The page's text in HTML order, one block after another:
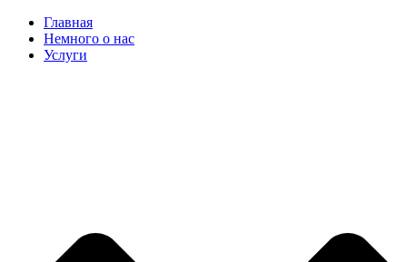
Главная
Немного о нас
Услуги